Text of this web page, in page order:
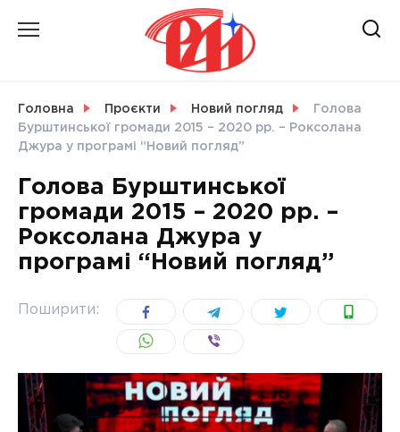
СВІТ
УКРАЇНА
Головна Проєкти Новий погляд
Голова
Бурштинської громади 2015 – 2020 рр. – Роксолана
Джура у програмі “Новий погляд”
Голова Бурштинської
громади 2015 – 2020 рр. –
Роксолана Джура у
програмі “Новий погляд”
Поширити: